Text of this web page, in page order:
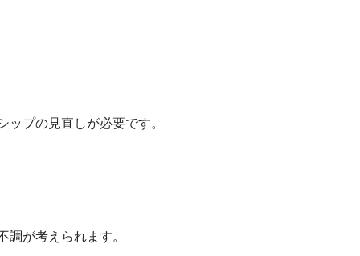
プの見直しが必要です。
が考えられます。